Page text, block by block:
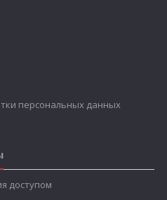
персональных данных
доступом